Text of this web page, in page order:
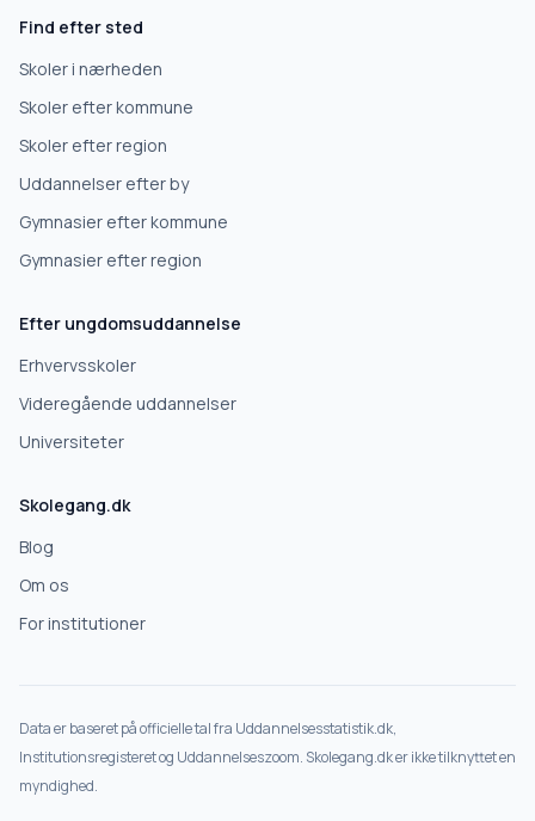
Find efter sted
Skoler i nærheden
Skoler efter kommune
Skoler efter region
Uddannelser efter by
Gymnasier efter kommune
Gymnasier efter region
Efter ungdomsuddannelse
Erhvervsskoler
Videregående uddannelser
Universiteter
Skolegang.dk
Blog
Om os
For institutioner
Data er baseret på officielle tal fra Uddannelsesstatistik.dk,
Institutionsregisteret og Uddannelseszoom. Skolegang.dk er ikke tilknyttet en
myndighed.